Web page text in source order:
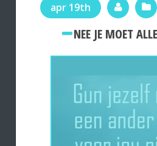
apr 19th
NEE JE MOET